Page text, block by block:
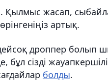
Қылмыс жасап,
артық.
дроппер болып
бұл сізді
болды.